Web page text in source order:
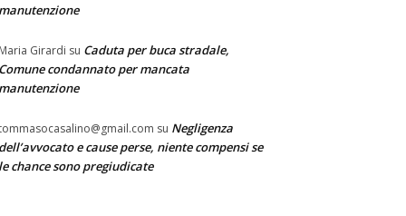
Girardi su Caduta per buca stradale,
condannato per mancata
su Negligenza
e cause perse, niente compensi se
chance sono pregiudicate